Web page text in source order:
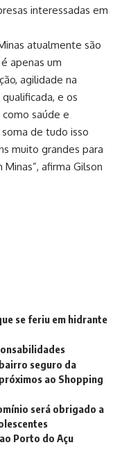
interessadas em
atualmente são
apenas um
agilidade na
e os
saúde e
de tudo isso
muito grandes para
afirma Gilson
se feriu em hidrante
seguro da
ao Shopping
será obrigado a
Porto do Açu